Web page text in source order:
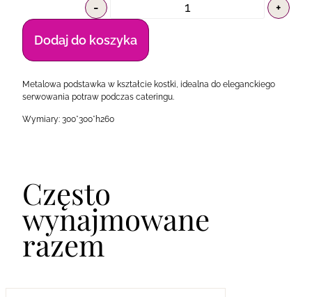
- +
Dodaj do koszyka
Metalowa podstawka w kształcie kostki, idealna do eleganckiego
serwowania potraw podczas cateringu.
Wymiary: 300*300*h260
Często
wynajmowane
razem